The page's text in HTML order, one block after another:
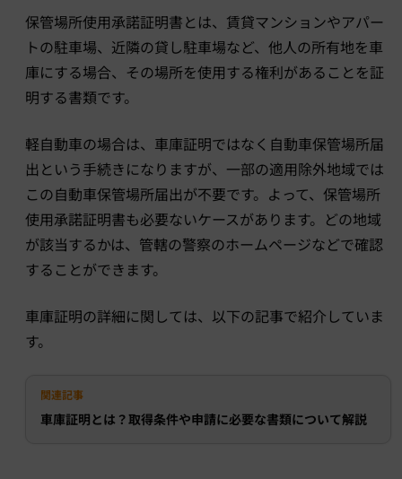
保管場所使用承諾証明書とは、賃貸マンションやアパー
トの駐車場、近隣の貸し駐車場など、他人の所有地を車
庫にする場合、その場所を使用する権利があることを証
明する書類です。
軽自動車の場合は、車庫証明ではなく自動車保管場所届
出という手続きになりますが、一部の適用除外地域では
この自動車保管場所届出が不要です。よって、保管場所
使用承諾証明書も必要ないケースがあります。どの地域
が該当するかは、管轄の警察のホームページなどで確認
することができます。
車庫証明の詳細に関しては、以下の記事で紹介していま
す。
関連記事
車庫証明とは？取得条件や申請に必要な書類について解説